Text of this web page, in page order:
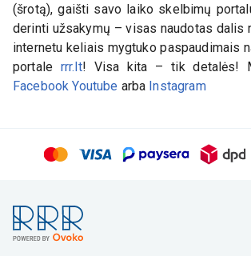
(šrotą), gaišti savo laiko skelbimų
derinti užsakymų – visas naudotas
internetu keliais mygtuko paspaudimais
portale rrr.lt! Visa kita – tik detalės!
Facebook Youtube arba Instagram